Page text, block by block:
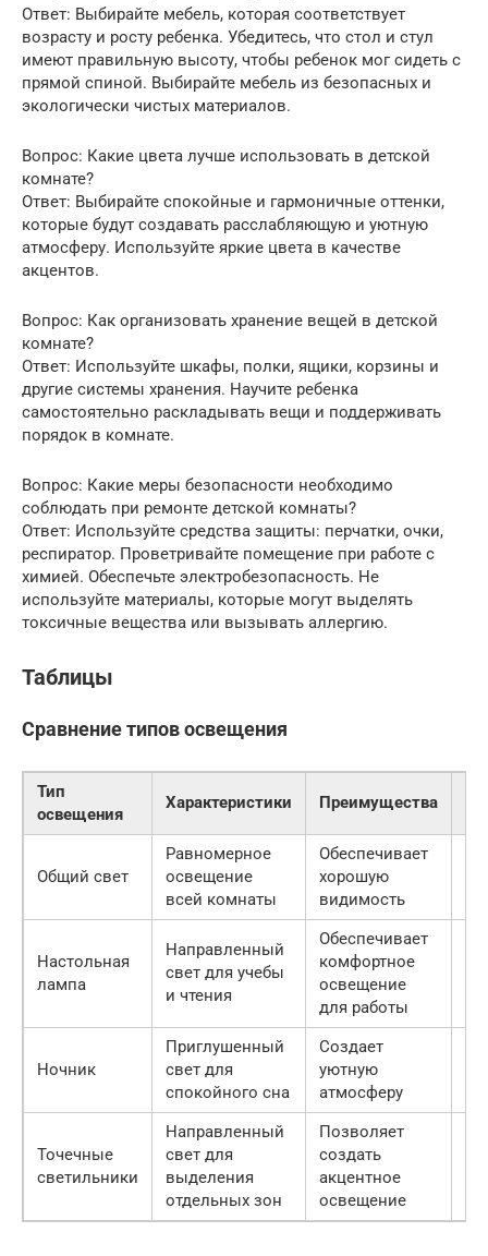
Ответ: Выбирайте мебель, которая соответствует
возрасту и росту ребенка. Убедитесь, что стол и стул
имеют правильную высоту, чтобы ребенок мог сидеть с
прямой спиной. Выбирайте мебель из безопасных и
экологически чистых материалов.
Вопрос: Какие цвета лучше использовать в детской
комнате?
Ответ: Выбирайте спокойные и гармоничные оттенки,
которые будут создавать расслабляющую и уютную
атмосферу. Используйте яркие цвета в качестве
акцентов.
Вопрос: Как организовать хранение вещей в детской
комнате?
Ответ: Используйте шкафы, полки, ящики, корзины и
другие системы хранения. Научите ребенка
самостоятельно раскладывать вещи и поддерживать
порядок в комнате.
Вопрос: Какие меры безопасности необходимо
соблюдать при ремонте детской комнаты?
Ответ: Используйте средства защиты: перчатки, очки,
респиратор. Проветривайте помещение при работе с
химией. Обеспечьте электробезопасность. Не
используйте материалы, которые могут выделять
токсичные вещества или вызывать аллергию.
Таблицы
Сравнение типов освещения
Тип
освещения
Характеристики Преимущества
Общий свет
Равномерное
освещение
всей комнаты
Обеспечивает
хорошую
видимость
Настольная
лампа
Направленный
свет для учебы
и чтения
Обеспечивает
комфортное
освещение
для работы
Ночник
Приглушенный
свет для
спокойного сна
Создает
уютную
атмосферу
Точечные
светильники
Направленный
свет для
выделения
отдельных зон
Позволяет
создать
акцентное
освещение